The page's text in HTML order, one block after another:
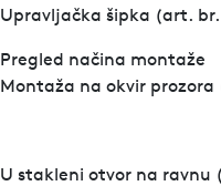
Upravljačka šipka (art. br.
Pregled načina montaže
Montaža na okvir prozora
U stakleni otvor na ravnu